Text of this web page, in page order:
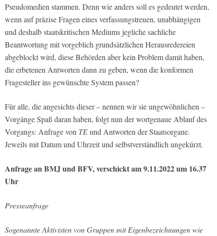
Pseudomedien stammen. Denn wie anders soll es gedeutet werden,
wenn auf präzise Fragen eines verfassungstreuen, unabhängigen
und deshalb staatskritischen Mediums jegliche sachliche
Beantwortung mit vorgeblich grundsätzlichen Herausredereien
abgeblockt wird, diese Behörden aber kein Problem damit haben,
die erbetenen Antworten dann zu geben, wenn die konformen
Fragesteller ins gewünschte System passen?
Für alle, die angesichts dieser – nennen wir sie ungewöhnlichen –
Vorgänge Spaß daran haben, folgt nun der wortgenaue Ablauf des
Vorgangs: Anfrage von TEund Antworten der Staatsorgane.
Jeweils mit Datum und Uhrzeit und selbstverständlich ungekürzt.
Anfrage an BMJ und BFV, verschickt am 9.11.2022 um 16.37
Uhr
Presseanfrage
Sogenannte Aktivisten von Gruppen mit Eigenbezeichnungen wie